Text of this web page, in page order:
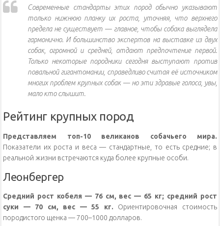
Современные стандарты этих пород обычно указывают
только нижнюю планку их роста, уточняя, что верхнего
предела не существует — главное, чтобы собака выглядела
гармонично. И большинство экспертов на выставке из двух
собак, огромной и средней, отдают предпочтение первой.
Только некоторые породники сегодня выступают против
повальной гигантомании, справедливо считая её источником
многих проблем крупных собак — но эти здравые голоса, увы,
мало кто слышит.
Рейтинг крупных пород
Представляем топ-10 великанов собачьего мира.
Показатели их роста и веса — стандартные, то есть средние; в
реальной жизни встречаются куда более крупные особи.
Леонбергер
Средний рост кобеля — 76 см, вес — 65 кг; средний рост
суки — 70 см, вес — 55 кг. Ориентировочная стоимость
породистого щенка — 700–1000 долларов.